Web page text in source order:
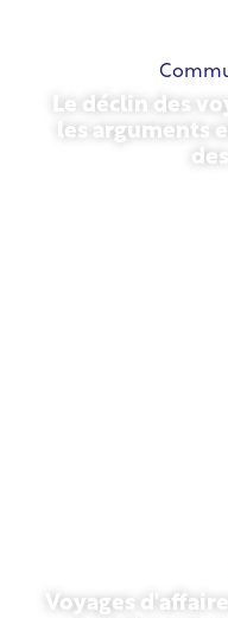
Le déclin des
les arguments
Voyages